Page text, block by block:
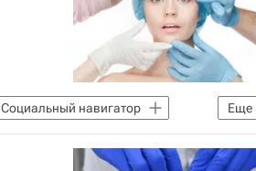
Еще
Социальный навигатор
Россия